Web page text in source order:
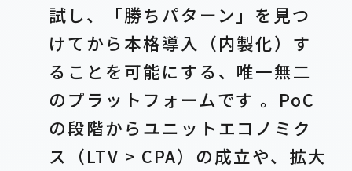
試し、「勝ちパターン」を見つ
けてから本格導入（内製化）す
ることを可能にする、唯一無二
のプラットフォームです 。PoC
の段階からユニットエコノミク
ス（LTV > CPA）の成立や、拡大